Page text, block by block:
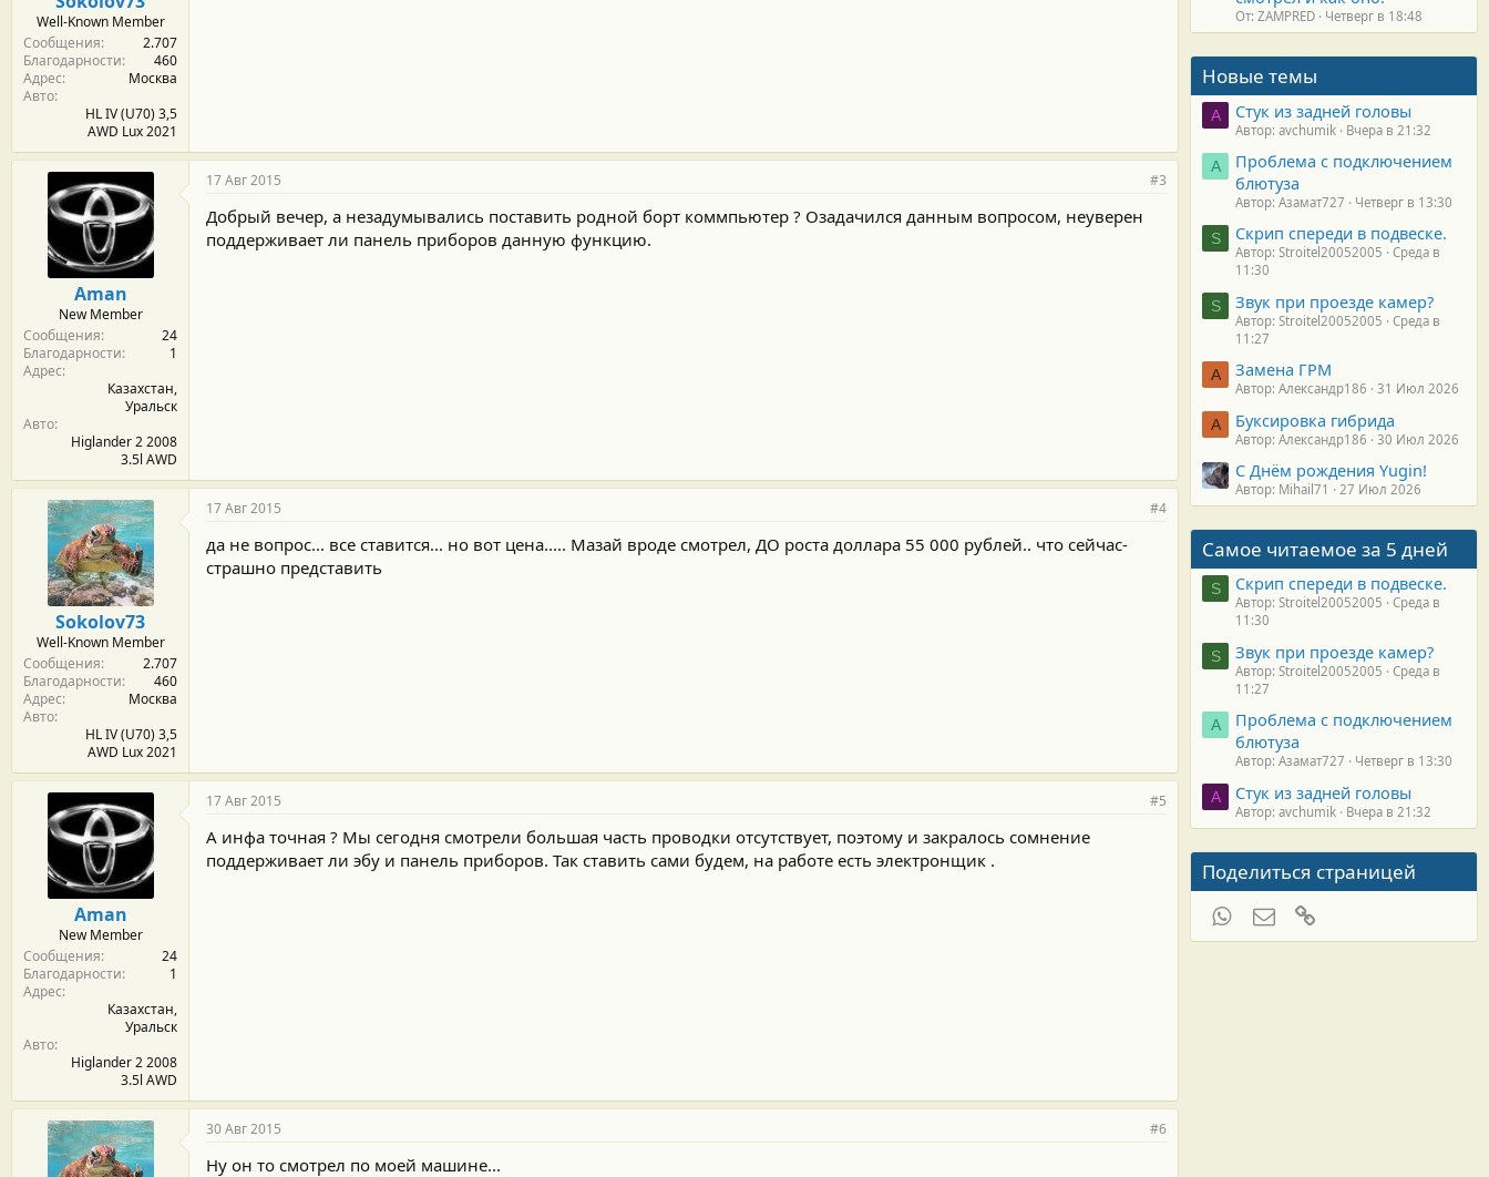
Well-Known Member
Сообщения
2.707
Благодарности
460
Адрес
Москва
Авто
HL IV (U70) 3,5
AWD Lux 2021
Aman
New Member
Сообщения
24
Благодарности
1
Адрес
Казахстан,
Уральск
Авто
Higlander 2 2008
3.5l AWD
17 Авг 2015 #3
Добрый вечер, а незадумывались поставить родной борт коммпьютер ? Озадачился данным вопросом, неуверен
поддерживает ли панель приборов данную функцию.
Sokolov73
Well-Known Member
Сообщения
2.707
Благодарности
460
Адрес
Москва
Авто
HL IV (U70) 3,5
AWD Lux 2021
17 Авг 2015 #4
да не вопрос... все ставится... но вот цена..... Мазай вроде смотрел, ДО роста доллара 55 000 рублей.. что сейчас-
страшно представить
Aman
New Member
Сообщения
24
Благодарности
1
Адрес
Казахстан,
Уральск
Авто
Higlander 2 2008
3.5l AWD
17 Авг 2015 #5
А инфа точная ? Мы сегодня смотрели большая часть проводки отсутствует, поэтому и закралось сомнение
поддерживает ли эбу и панель приборов. Так ставить сами будем, на работе есть электронщик .
30 Авг 2015 #6
Ну он то смотрел по моей машине...
От: ZAMPRED Четверг в 18:48
Новые темы
A Стук из задней головы
Автор: avchumik Вчера в 21:32
А
Проблема с подключением
блютуза
Автор: Азамат727 Четверг в 13:30
S Скрип спереди в подвеске.
Автор: Stroitel20052005
Среда в
11:30
S Звук при проезде камер?
Автор: Stroitel20052005
Среда в
11:27
А Замена ГРМ
Автор: Александр186 31 Июл 2026
А Буксировка гибрида
Автор: Александр186 30 Июл 2026
С Днём рождения Yugin!
Автор: Mihail71 27 Июл 2026
Самое читаемое за 5 дней
S Скрип спереди в подвеске.
Автор: Stroitel20052005
Среда в
11:30
S Звук при проезде камер?
Автор: Stroitel20052005
Среда в
11:27
А
Проблема с подключением
блютуза
Автор: Азамат727 Четверг в 13:30
A Стук из задней головы
Автор: avchumik Вчера в 21:32
Поделиться страницей
WhatsAppЭлектронная почта